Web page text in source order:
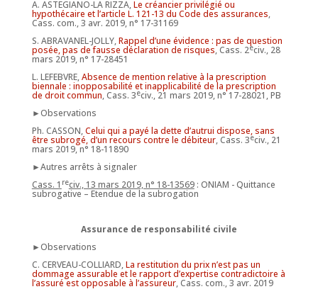
A. ASTEGIANO-LA RIZZA,Le créancier privilégié ou
hypothécaire et l’article L. 121-13 du Code des assurances,
Cass. com., 3 avr. 2019, n° 17-31169
S. ABRAVANEL-JOLLY,Rappel d’une évidence : pas de question
posée, pas de fausse déclaration de risques, Cass. 2eciv., 28
mars 2019, n° 17-28451
L. LEFEBVRE,Absence de mention relative à la prescription
biennale : inopposabilité et inapplicabilité de la prescription
de droit commun, Cass. 3eciv., 21 mars 2019, n° 17-28021, PB
►Observations
Ph. CASSON,Celui qui a payé la dette d’autrui dispose, sans
être subrogé, d’un recours contre le débiteur, Cass. 3eciv., 21
mars 2019, n° 18-11890
►Autres arrêts à signaler
Cass. 1 reciv., 13 mars 2019, n° 18-13569: ONIAM - Quittance
subrogative – Etendue de la subrogation
Assurance de responsabilité civile
►Observations
C. CERVEAU-COLLIARD,La restitution du prix n’est pas un
dommage assurable et le rapport d’expertise contradictoire à
l’assuré est opposable à l’assureur, Cass. com., 3 avr. 2019